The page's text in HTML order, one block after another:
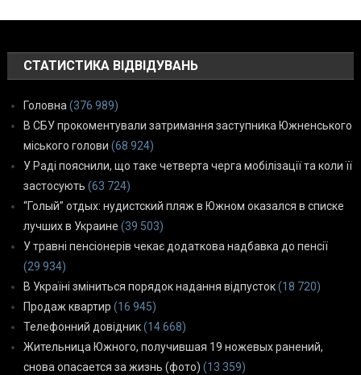
СТАТИСТИКА ВІДВІДУВАНЬ
Головна(376 989)
В СБУ прокоментували затримання заступника Южненського
міського голови (68 924)
У Раді пояснили, що таке четверта черга мобілізації та коли її
застосують (63 724)
“Голый” отдых: нудистский пляж в Южном оказался в списке
лучших в Украине (39 503)
У травні пенсіонерів чекає додаткова надбавка до пенсії
(29 934)
В Україні зміниться порядок надання відпусток(18 720)
Продаж квартир (16 945)
Телефонний довідник(14 668)
Жительница Южного, получившая 19 ножевых ранений,
снова опасается за жизнь (фото) (13 359)